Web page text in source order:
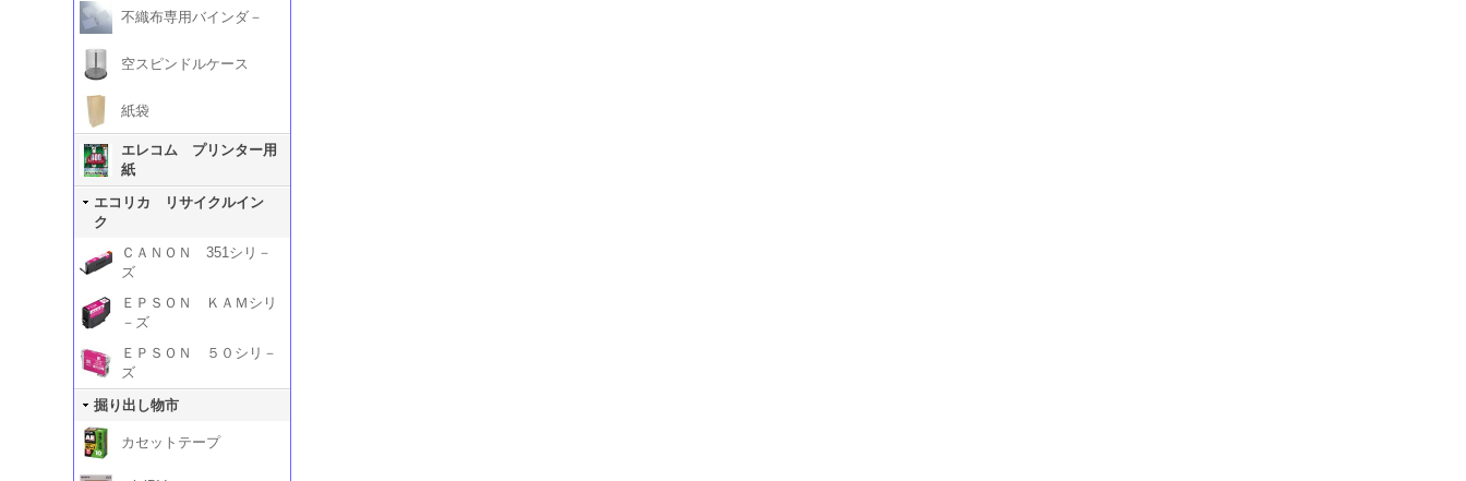
不織布専用バインダ－
空スピンドルケース
紙袋
エレコム プリンター用
紙
エコリカ リサイクルイン
ク
ＣＡＮＯＮ 351シリ－
ズ
ＥＰＳＯＮ ＫＡＭシリ
－ズ
ＥＰＳＯＮ ５０シリ－
ズ
掘り出し物市
カセットテープ